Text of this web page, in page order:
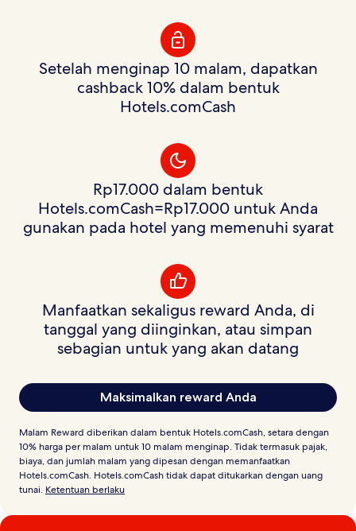
Setelah menginap 10 malam, dapatkan
cashback 10% dalam bentuk
Hotels.comCash
Rp17.000 dalam bentuk
Hotels.comCash=Rp17.000 untuk Anda
gunakan pada hotel yang memenuhi syarat
Manfaatkan sekaligus reward Anda, di
tanggal yang diinginkan, atau simpan
sebagian untuk yang akan datang
Maksimalkan reward Anda
Malam Reward diberikan dalam bentuk Hotels.comCash, setara dengan
10% harga per malam untuk 10 malam menginap. Tidak termasuk pajak,
biaya, dan jumlah malam yang dipesan dengan memanfaatkan
Hotels.comCash. Hotels.comCash tidak dapat ditukarkan dengan uang
tunai. Ketentuan berlaku